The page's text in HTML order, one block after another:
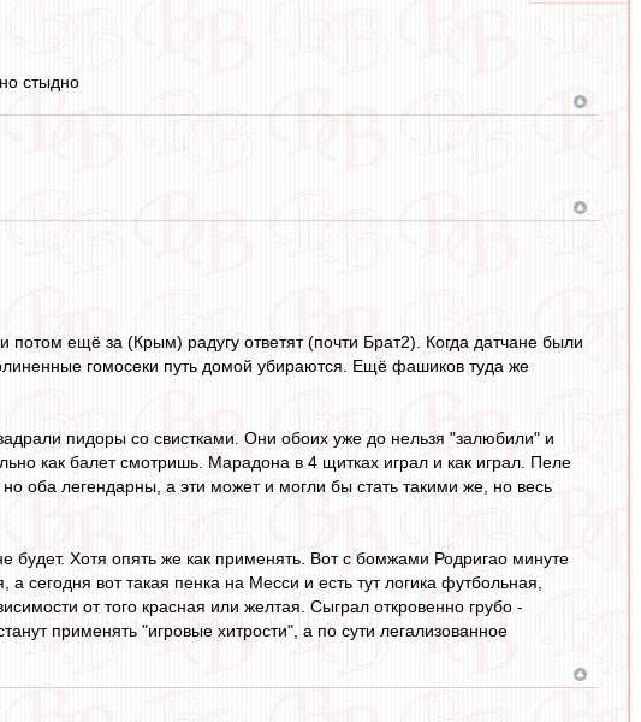
стыдно
ещё за (Крым) радугу ответят (почти Брат2). Когда датчане были
гомосеки путь домой убираются. Ещё фашиков туда же
пидоры со свистками. Они обоих уже до нельзя "залюбили" и
как балет смотришь. Марадона в 4 щитках играл и как играл. Пеле
оба легендарны, а эти может и могли бы стать такими же, но весь
Хотя опять же как применять. Вот с бомжами Родригао минуте
сегодня вот такая пенка на Месси и есть тут логика футбольная,
от того красная или желтая. Сыграл откровенно грубо -
применять "игровые хитрости", а по сути легализованное